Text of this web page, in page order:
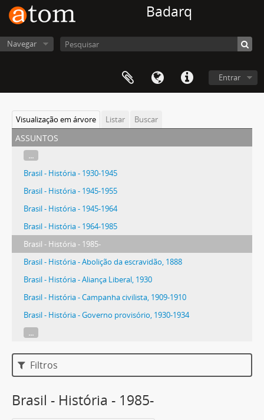
Badarq
Navegar
Entrar
Visualização em árvore Listar Buscar
assuntos
...
Brasil - História - 1930-1945
Brasil - História - 1945-1955
Brasil - História - 1945-1964
Brasil - História - 1964-1985
Brasil - História - 1985-
Brasil - História - Abolição da escravidão, 1888
Brasil - História - Aliança Liberal, 1930
Brasil - História - Campanha civilista, 1909-1910
Brasil - História - Governo provisório, 1930-1934
...
Filtros
Brasil - História - 1985-